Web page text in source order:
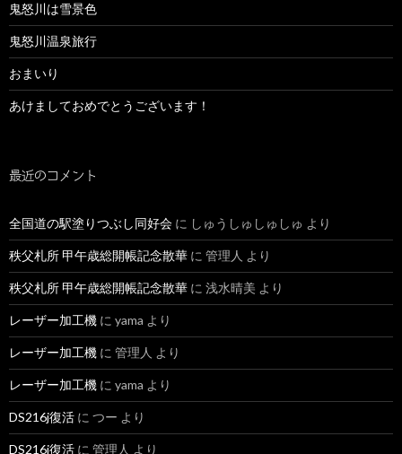
鬼怒川は雪景色
鬼怒川温泉旅行
おまいり
あけましておめでとうございます！
最近のコメント
全国道の駅塗りつぶし同好会 に しゅうしゅしゅしゅ より
秩父札所 甲午歳総開帳記念散華 に 管理人 より
秩父札所 甲午歳総開帳記念散華 に 浅水晴美 より
レーザー加工機 に yama より
レーザー加工機 に 管理人 より
レーザー加工機 に yama より
DS216j復活 に つー より
DS216j復活 に 管理人 より